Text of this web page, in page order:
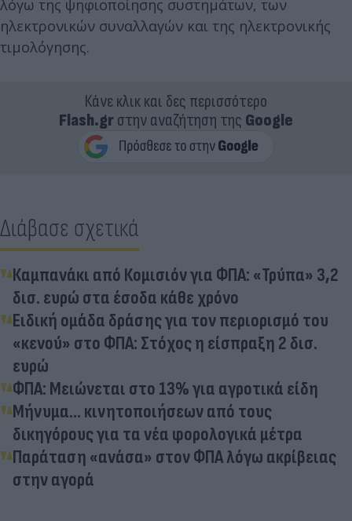
λόγω της ψηφιοποίησης συστημάτων, των
ηλεκτρονικών συναλλαγών και της ηλεκτρονικής
τιμολόγησης.
Κάνε κλικ και δες περισσότερο
Flash.grστην αναζήτηση της Google
Διάβασε σχετικά
Καμπανάκι από Κομισιόν για ΦΠΑ: «Τρύπα» 3,2
δισ. ευρώ στα έσοδα κάθε χρόνο
Ειδική ομάδα δράσης για τον περιορισμό του
«κενού» στο ΦΠΑ: Στόχος η είσπραξη 2 δισ.
ευρώ
ΦΠΑ: Μειώνεται στο 13% για αγροτικά είδη
Μήνυμα... κινητοποιήσεων από τους
δικηγόρους για τα νέα φορολογικά μέτρα
Παράταση «ανάσα» στον ΦΠΑ λόγω ακρίβειας
στην αγορά